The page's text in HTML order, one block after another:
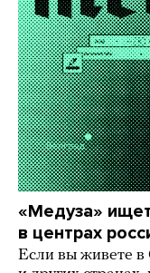
«Медуза»
в центрах
Если вы живете в